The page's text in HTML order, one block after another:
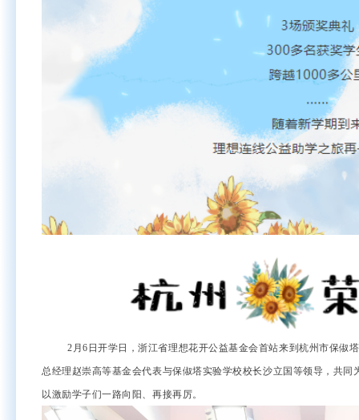
2月6日开学日，浙江省理想花开公益基金会首站来到杭州市保俶
总经理赵崇高等基金会代表与保俶塔实验学校校长沙立国等领导，共同
以激励学子们一路向阳、再接再厉。